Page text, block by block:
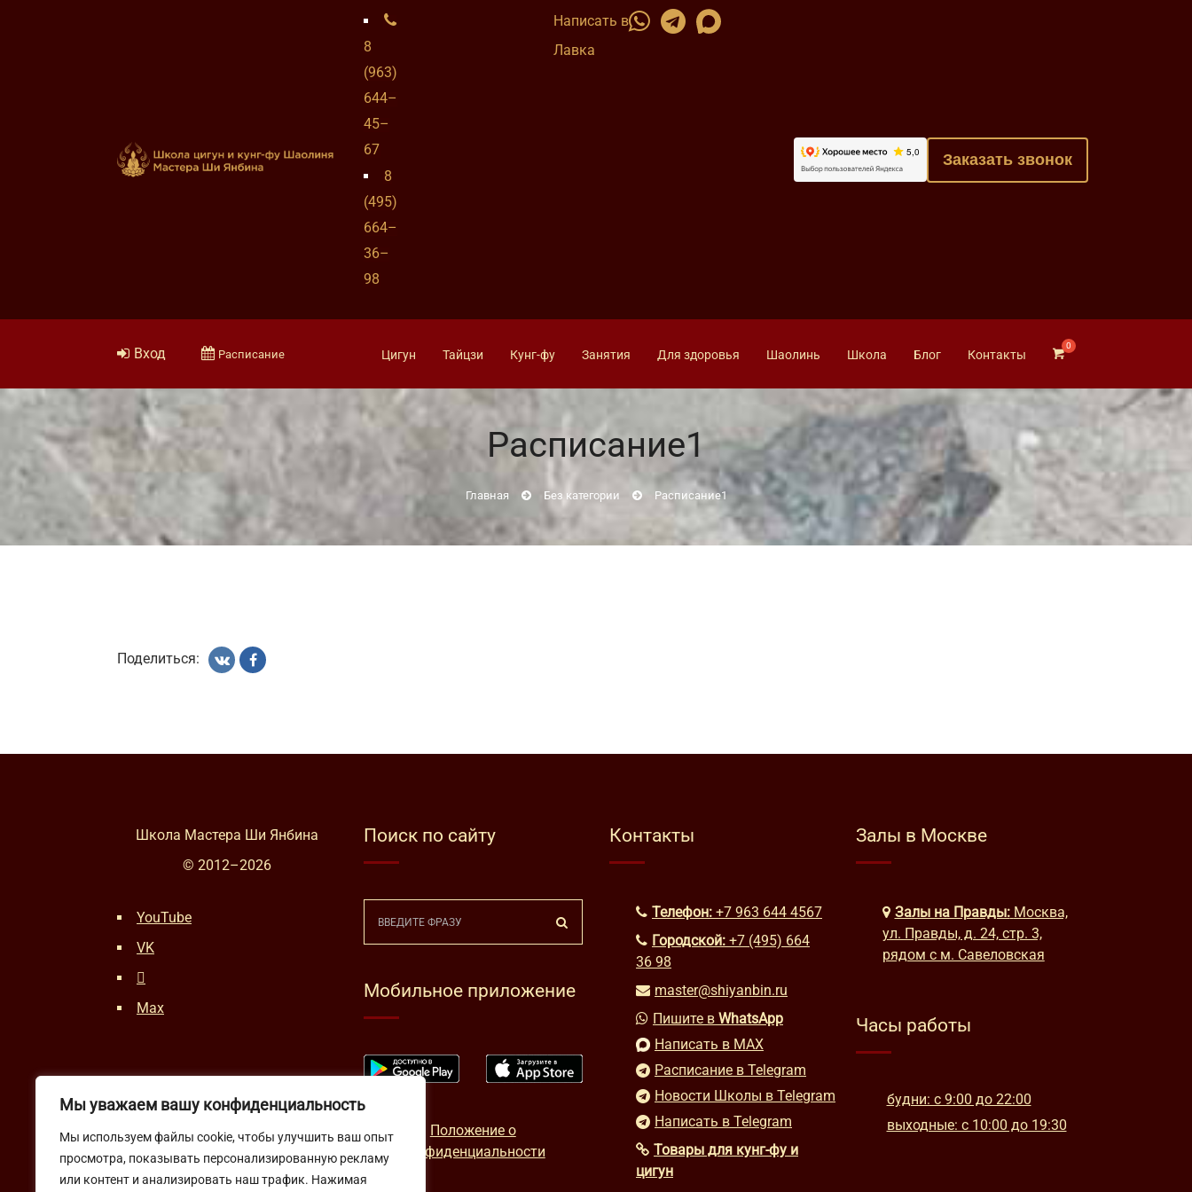
Мы уважаем вашу конфиденциальность
Мы используем файлы cookie, чтобы улучшить ваш опыт
просмотра, показывать персонализированную рекламу
или контент и анализировать наш трафик. Нажимая
8
(963)
644–
45–
67
8
(495)
664–
36–
98
Написать в
Лавка
Заказать звонок
Вход Расписание Цигун Тайцзи Кунг-фу Занятия Для здоровья Шаолинь Школа Блог Контакты
Расписание1
Главная Без категории Расписание1
Поделиться:
Школа Мастера Ши Янбина
© 2012–2026
YouTube
VK
Max
Поиск по сайту
Мобильное приложение
Положение о
конфиденциальности
Контакты
Телефон: +7 963 644 4567
Городской: +7 (495) 664
36 98
master@shiyanbin.ru
Пишите в WhatsApp
Написать в MAX
Расписание в Telegram
Новости Школы в Telegram
Написать в Telegram
Товары для кунг-фу и
цигун
Залы в Москве
Залы на Правды: Москва,
ул. Правды, д. 24, стр. 3,
рядом с м. Савеловская
Часы работы
будни: с 9:00 до 22:00
выходные: с 10:00 до 19:30